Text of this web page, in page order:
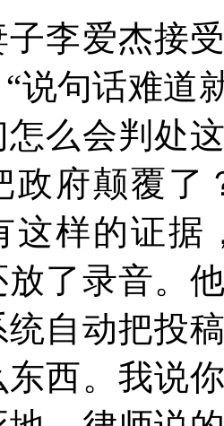
李爱杰接
说句话难道
么会判处
政府颠覆了
这样的证据
了录音。
自动把投
西。我说